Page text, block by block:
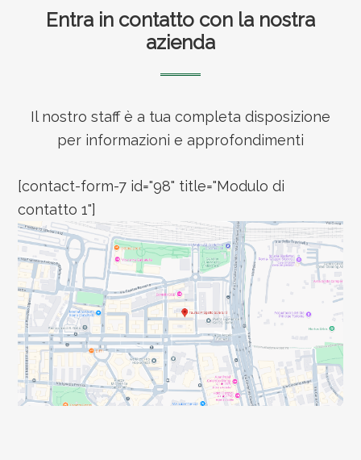
FooterEntra in contatto con la nostra
azienda
Il nostro staff è a tua completa disposizione
per informazioni e approfondimenti
[contact-form-7 id="98" title="Modulo di
contatto 1"]